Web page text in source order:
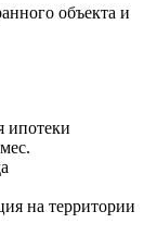
объекта и
ипотеки
на территории